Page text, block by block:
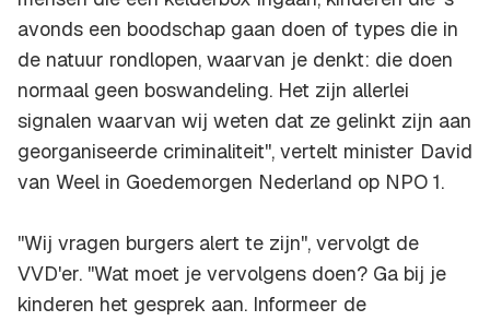
avonds een boodschap gaan doen of types die in
de natuur rondlopen, waarvan je denkt: die doen
normaal geen boswandeling. Het zijn allerlei
signalen waarvan wij weten dat ze gelinkt zijn aan
georganiseerde criminaliteit'', vertelt minister David
van Weel in Goedemorgen Nederland op NPO 1.
''Wij vragen burgers alert te zijn'', vervolgt de
VVD'er. ''Wat moet je vervolgens doen? Ga bij je
kinderen het gesprek aan. Informeer de